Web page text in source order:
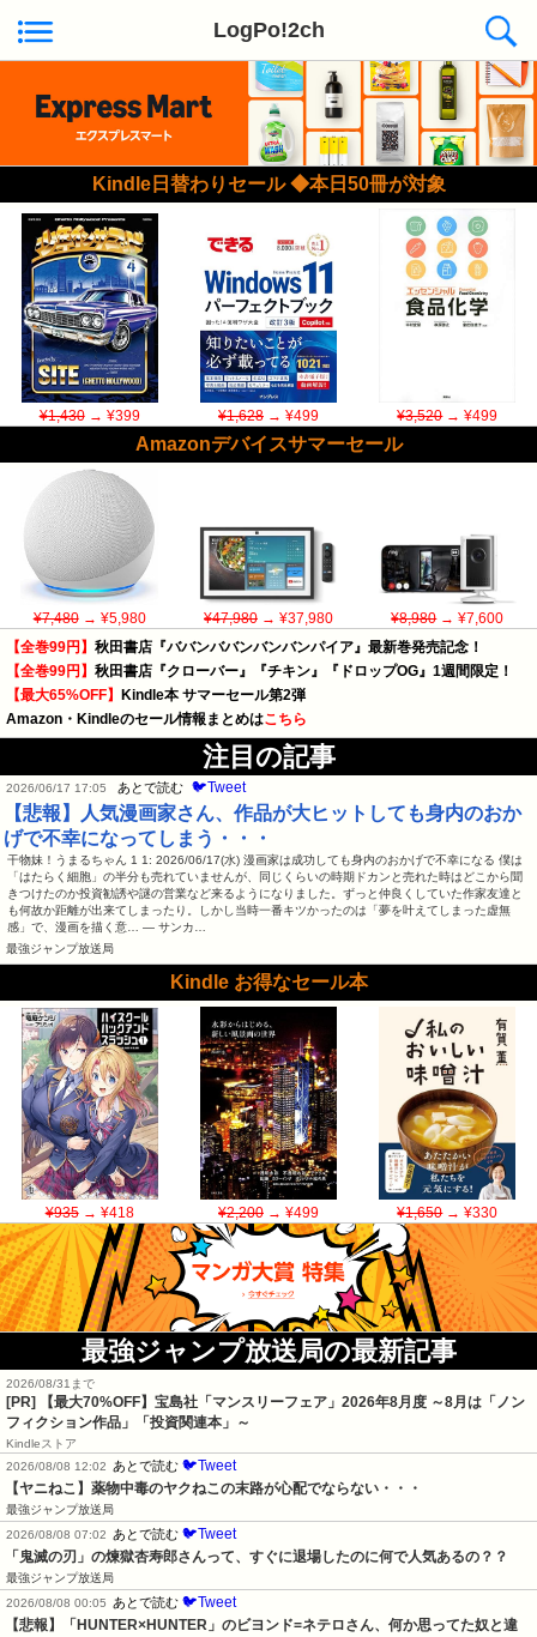
LogPo!2ch
Kindle日替わりセール ◆本日50冊が対象
¥1,430→ ¥399 ¥1,628→ ¥499 ¥3,520→ ¥499
Amazonデバイスサマーセール
¥7,480→ ¥5,980 ¥47,980→ ¥37,980 ¥8,980→ ¥7,600
【全巻99円】 秋田書店『ババンババンバンバンパイア』最新巻発売記念！
【全巻99円】 秋田書店『クローバー』『チキン』『ドロップOG』1週間限定！
【最大65%OFF】 Kindle本 サマーセール第2弾
Amazon・Kindleのセール情報まとめはこちら
注目の記事
2026/06/17 17:05 あとで読む 🐦Tweet
【悲報】人気漫画家さん、作品が大ヒットしても身内のおか
げで不幸になってしまう・・・
干物妹！うまるちゃん 1 1: 2026/06/17(水) 漫画家は成功しても身内のおかげで不幸になる 僕は
「はたらく細胞」の半分も売れていませんが、同じくらいの時期ドカンと売れた時はどこから聞
きつけたのか投資勧誘や謎の営業など来るようになりました。ずっと仲良くしていた作家友達と
も何故か距離が出来てしまったり。しかし当時一番キツかったのは「夢を叶えてしまった虚無
感」で、漫画を描く意… — サンカ…
最強ジャンプ放送局
Kindle お得なセール本
¥935→ ¥418 ¥2,200→ ¥499 ¥1,650→ ¥330
最強ジャンプ放送局の最新記事
2026/08/31まで
[PR] 【最大70%OFF】宝島社「マンスリーフェア」2026年8月度 ～8月は「ノン
フィクション作品」「投資関連本」～
Kindleストア
2026/08/08 12:02
あとで読む 🐦Tweet
【ヤニねこ】薬物中毒のヤクねこの末路が心配でならない・・・
最強ジャンプ放送局
2026/08/08 07:02
あとで読む 🐦Tweet
「鬼滅の刃」の煉獄杏寿郎さんって、すぐに退場したのに何で人気あるの？？
最強ジャンプ放送局
2026/08/08 00:05
あとで読む 🐦Tweet
【悲報】「HUNTER×HUNTER」のビヨンド=ネテロさん、何か思ってた奴と違